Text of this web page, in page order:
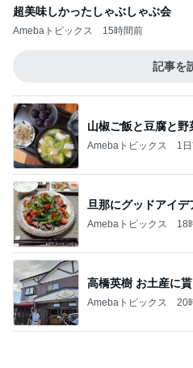
超美味しかったしゃぶしゃぶ会
Amebaトピックス 15時間前
記事を
山椒ご飯と豆腐と野
Amebaトピックス 1
旦那にグッドアイデ
Amebaトピックス 18
高橋英樹 お土産に
Amebaトピックス 20